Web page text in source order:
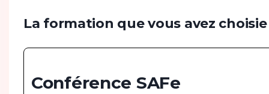
La formation que vous avez choisie
Conférence SAFe